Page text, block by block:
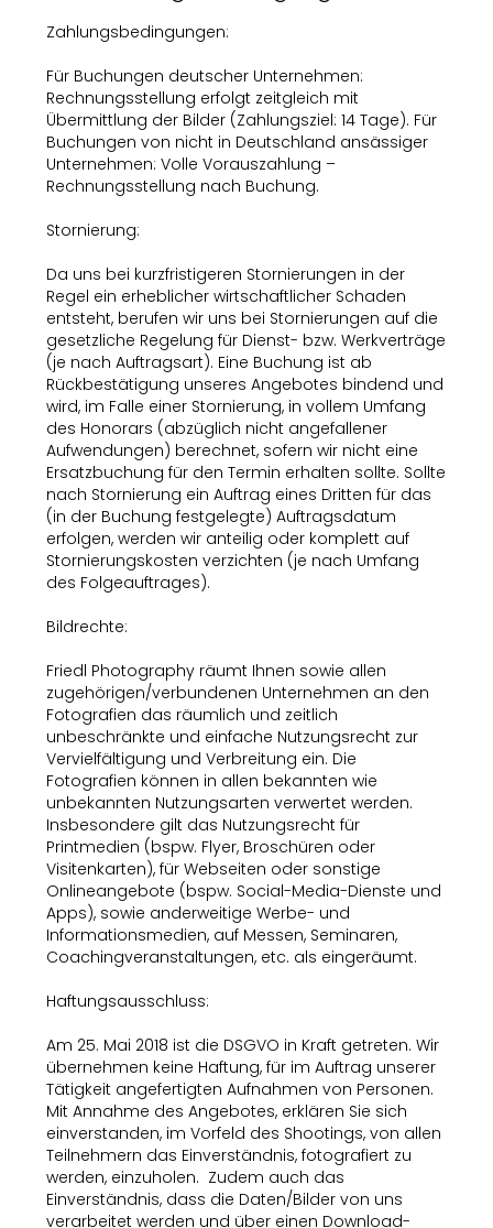
Zahlungsbedingungen:
Für Buchungen deutscher Unternehmen:
Rechnungsstellung erfolgt zeitgleich mit
Übermittlung der Bilder (Zahlungsziel: 14 Tage). Für
Buchungen von nicht in Deutschland ansässiger
Unternehmen: Volle Vorauszahlung –
Rechnungsstellung nach Buchung.
Stornierung:
Da uns bei kurzfristigeren Stornierungen in der
Regel ein erheblicher wirtschaftlicher Schaden
entsteht, berufen wir uns bei Stornierungen auf die
gesetzliche Regelung für Dienst- bzw. Werkverträge
(je nach Auftragsart). Eine Buchung ist ab
Rückbestätigung unseres Angebotes bindend und
wird, im Falle einer Stornierung, in vollem Umfang
des Honorars (abzüglich nicht angefallener
Aufwendungen) berechnet, sofern wir nicht eine
Ersatzbuchung für den Termin erhalten sollte. Sollte
nach Stornierung ein Auftrag eines Dritten für das
(in der Buchung festgelegte) Auftragsdatum
erfolgen, werden wir anteilig oder komplett auf
Stornierungskosten verzichten (je nach Umfang
des Folgeauftrages).
Bildrechte:
Friedl Photography räumt Ihnen sowie allen
zugehörigen/verbundenen Unternehmen an den
Fotografien das räumlich und zeitlich
unbeschränkte und einfache Nutzungsrecht zur
Vervielfältigung und Verbreitung ein. Die
Fotografien können in allen bekannten wie
unbekannten Nutzungsarten verwertet werden.
Insbesondere gilt das Nutzungsrecht für
Printmedien (bspw. Flyer, Broschüren oder
Visitenkarten), für Webseiten oder sonstige
Onlineangebote (bspw. Social-Media-Dienste und
Apps), sowie anderweitige Werbe- und
Informationsmedien, auf Messen, Seminaren,
Coachingveranstaltungen, etc. als eingeräumt.
Haftungsausschluss:
Am 25. Mai 2018 ist die DSGVO in Kraft getreten. Wir
übernehmen keine Haftung, für im Auftrag unserer
Tätigkeit angefertigten Aufnahmen von Personen.
Mit Annahme des Angebotes, erklären Sie sich
einverstanden, im Vorfeld des Shootings, von allen
Teilnehmern das Einverständnis, fotografiert zu
werden, einzuholen. Zudem auch das
Einverständnis, dass die Daten/Bilder von uns
verarbeitet werden und über einen Download-